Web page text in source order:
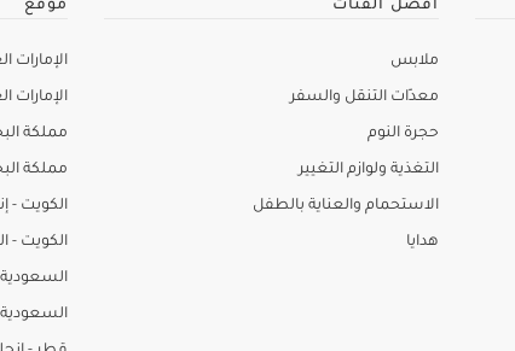
أفضل الفئات
ملابس
معدّات التنقل والسفر
حجرة النوم
التغذية ولوازم التغيير
الاستحمام والعناية بالطفل
هدايا
موقع
الإمارات
الإمارات
مملكة
مملكة
الكويت -
الكويت -
السعودية
السعودية